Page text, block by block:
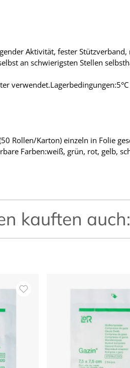
Aktivität, fester
an schwierigsten Stellen
Rollen/Karton) einzeln in Folie
Farben:weiß, grün, rot, gelb,
kauften auch: